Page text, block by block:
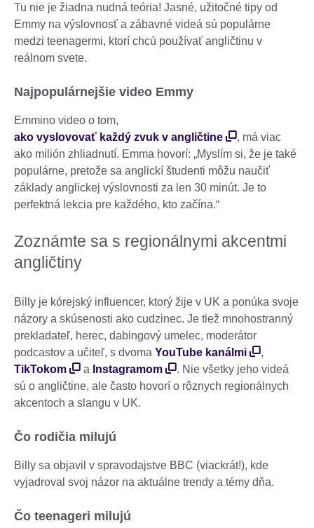
Tu nie je žiadna nudná teória! Jasné, užitočné tipy od
Emmy na výslovnosť a zábavné videá sú populárne
medzi teenagermi, ktorí chcú používať angličtinu v
reálnom svete.
Najpopulárnejšie video Emmy
Emmino video o tom,
ako vyslovovať každý zvuk v angličtine
, má viac
ako milión zhliadnutí. Emma hovorí: „Myslím si, že je také
populárne, pretože sa anglickí študenti môžu naučiť
základy anglickej výslovnosti za len 30 minút. Je to
perfektná lekcia pre každého, kto začína.“
Zoznámte sa s regionálnymi akcentmi
angličtiny
Billy je kórejský influencer, ktorý žije v UK a ponúka svoje
názory a skúsenosti ako cudzinec. Je tiež mnohostranný
prekladateľ, herec, dabingový umelec, moderátor
podcastov a učiteľ, s dvoma YouTube kanálmi
,
TikTokom
a Instagramom
. Nie všetky jeho videá
sú o angličtine, ale často hovorí o rôznych regionálnych
akcentoch a slangu v UK.
Čo rodičia milujú
Billy sa objavil v spravodajstve BBC (viackrát!), kde
vyjadroval svoj názor na aktuálne trendy a témy dňa.
Čo teenageri milujú